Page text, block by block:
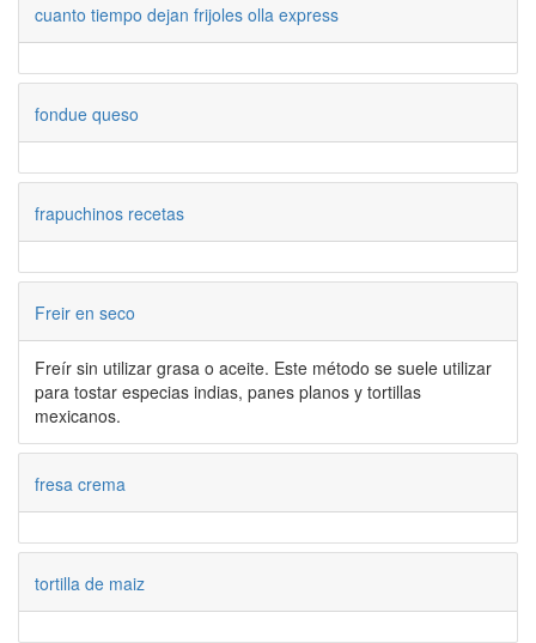
cuanto tiempo dejan frijoles olla express
fondue queso
frapuchinos recetas
Freir en seco
Freír sin utilizar grasa o aceite. Este método se suele utilizar
para tostar especias indias, panes planos y tortillas
mexicanos.
fresa crema
tortilla de maiz